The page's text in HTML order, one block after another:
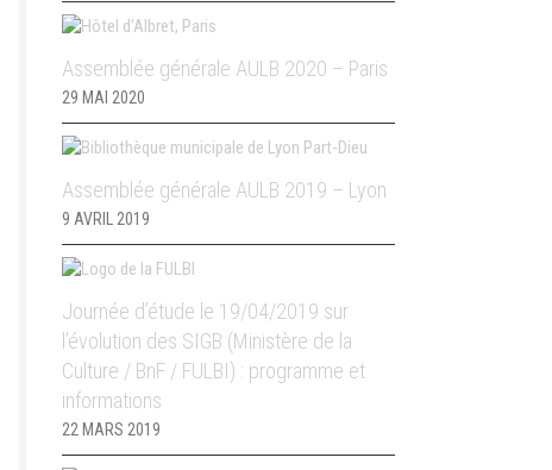
Assemblée générale AULB 2020 – Paris
29 MAI 2020
Assemblée générale AULB 2019 – Lyon
9 AVRIL 2019
Journée d’étude le 19/04/2019 sur
l’évolution des SIGB (Ministère de la
Culture / BnF / FULBI) : programme et
informations
22 MARS 2019